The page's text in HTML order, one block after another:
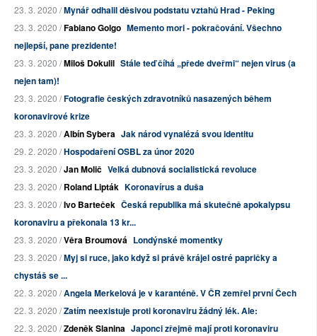
23. 3. 2020 /Mynář odhalil děsivou podstatu vztahů Hrad - Peking
23. 3. 2020 /Fabiano Golgo Memento mori - pokračování. Všechno
nejlepší, pane prezidente!
23. 3. 2020 /Miloš Dokulil Stále teď číhá „přede dveřmi“ nejen virus (a
nejen tam)!
23. 3. 2020 /Fotografie českých zdravotníků nasazených během
koronavirové krize
23. 3. 2020 /Albín Sybera Jak národ vynalézá svou identitu
29. 2. 2020 /Hospodaření OSBL za únor 2020
23. 3. 2020 /Jan Molič Velká dubnová socialistická revoluce
23. 3. 2020 /Roland Lipták Koronavírus a duša
23. 3. 2020 /Ivo Barteček Česká republika má skutečně apokalypsu
koronaviru a překonala 13 kr...
23. 3. 2020 /Věra Broumová Londýnské momentky
23. 3. 2020 /Myj si ruce, jako když si právě krájel ostré papričky a
chystáš se ...
22. 3. 2020 /Angela Merkelová je v karanténě. V ČR zemřel první Čech
22. 3. 2020 /Zatím neexistuje proti koronaviru žádný lék. Ale:
22. 3. 2020 /Zdeněk Slanina Japonci zřejmě mají proti koronaviru